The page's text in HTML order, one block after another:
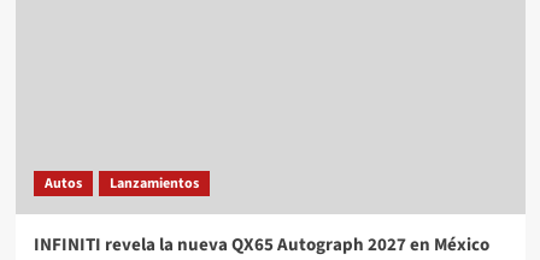
Autos Lanzamientos
INFINITI revela la nueva QX65 Autograph 2027 en México